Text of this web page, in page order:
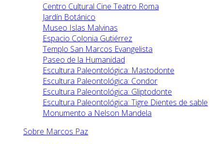
Centro Cultural Cine Teatro Roma
Jardín Botánico
Museo Islas Malvinas
Espacio Colonia Gutiérrez
Templo San Marcos Evangelista
Paseo de la Humanidad
Escultura Paleontológica: Mastodonte
Escultura Paleontológica: Condor
Escultura Paleontológica: Gliptodonte
Escultura Paleontológica: Tigre Dientes de sable
Monumento a Nelson Mandela
Sobre Marcos Paz